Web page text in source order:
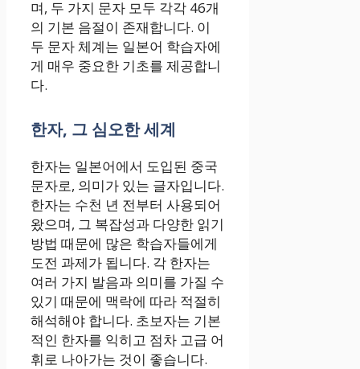
며, 두 가지 문자 모두 각각 46개
의 기본 음절이 존재합니다. 이
두 문자 체계는 일본어 학습자에
게 매우 중요한 기초를 제공합니
다.
한자, 그 심오한 세계
한자는 일본어에서 도입된 중국
문자로, 의미가 있는 글자입니다.
한자는 수천 년 전부터 사용되어
왔으며, 그 복잡성과 다양한 읽기
방법 때문에 많은 학습자들에게
도전 과제가 됩니다. 각 한자는
여러 가지 발음과 의미를 가질 수
있기 때문에 맥락에 따라 적절히
해석해야 합니다. 초보자는 기본
적인 한자를 익히고 점차 고급 어
휘로 나아가는 것이 좋습니다.